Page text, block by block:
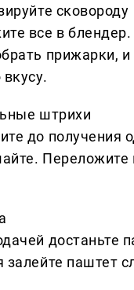
сковороду
все в блендер.
прижарки, и
штрихи
до получения
Переложите
достаньте
залейте паштет